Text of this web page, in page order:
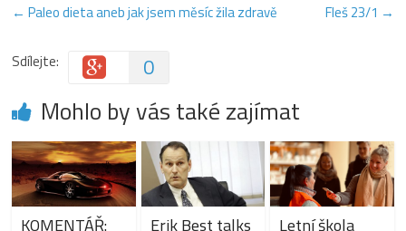
← Paleo dieta aneb jak jsem měsíc žila zdravě Fleš 23/1 →
Sdílejte: 0
Mohlo by vás také zajímat
KOMENTÁŘ: Erik Best talks Letní škola